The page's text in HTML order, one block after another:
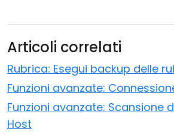
Articoli correlati
Rubrica: Esegui backup delle
Funzioni avanzate:
Funzioni avanzate: Scansione
Host